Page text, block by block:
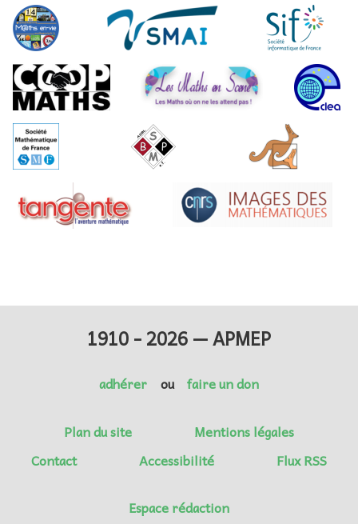
1910 - 2026 — APMEP
adhérer ou faire un don
Plan du site
Mentions légales
Contact
Accessibilité Flux RSS
Espace rédaction